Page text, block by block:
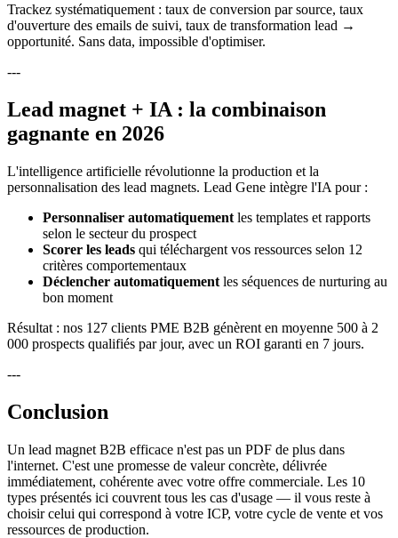
Trackez systématiquement : taux de conversion par source, taux
d'ouverture des emails de suivi, taux de transformation lead →
opportunité. Sans data, impossible d'optimiser.
---
Lead magnet + IA : la combinaison
gagnante en 2026
L'intelligence artificielle révolutionne la production et la
personnalisation des lead magnets. Lead Gene intègre l'IA pour :
Personnaliser automatiquement les templates et rapports
selon le secteur du prospect
Scorer les leads qui téléchargent vos ressources selon 12
critères comportementaux
Déclencher automatiquement les séquences de nurturing au
bon moment
Résultat : nos 127 clients PME B2B génèrent en moyenne 500 à 2
000 prospects qualifiés par jour, avec un ROI garanti en 7 jours.
---
Conclusion
Un lead magnet B2B efficace n'est pas un PDF de plus dans
l'internet. C'est une promesse de valeur concrète, délivrée
immédiatement, cohérente avec votre offre commerciale. Les 10
types présentés ici couvrent tous les cas d'usage — il vous reste à
choisir celui qui correspond à votre ICP, votre cycle de vente et vos
ressources de production.